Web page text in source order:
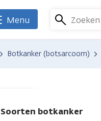
Zoeken
Menu
Botkanker (botsarcoom)
Soorten botkanker